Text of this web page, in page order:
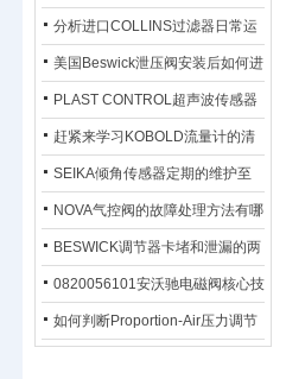
方法
分析进口COLLINS过滤器日常运
行排污步骤
美国Beswick泄压阀安装后如何进
行调试?
PLAST CONTROL超声波传感器
工作原理了解吗？
赶紧来学习KOBOLD流量计的清
洗流程吧
SEIKA倾角传感器定期的维护至
关重要
NOVA气控阀的故障处理方法有哪
些？
BESWICK调节器卡堵和泄漏的两
大问题解决措施
0820056101安沃驰电磁阀核心技
术参数
如何判断Proportion-Air压力调节